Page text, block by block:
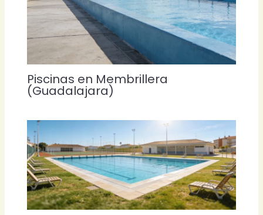
Piscinas en Membrillera
(Guadalajara)